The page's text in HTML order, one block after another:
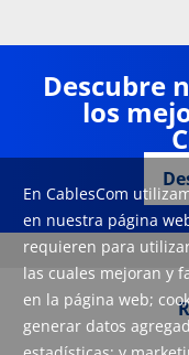
En CablesCom
en nuestra página
requieren para
las cuales mejoran y
en la página web;
generar datos
Descubre
los